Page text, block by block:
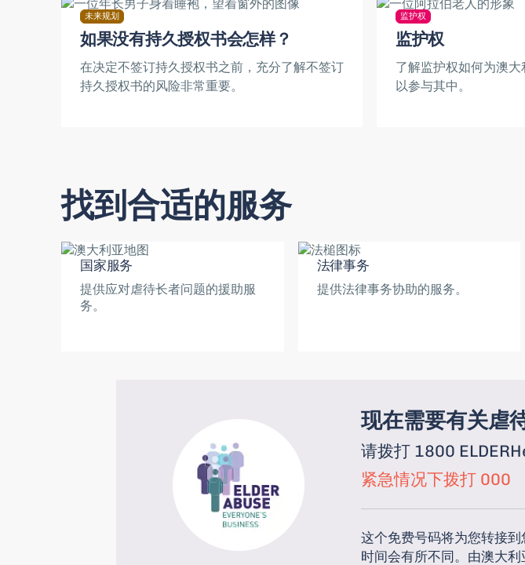
未来规划
如果没有持久授权书会怎样？
在决定不签订持久授权书之前，充分了解不签订
持久授权书的风险非常重要。
监护权
监护权
了解监护权如何为澳
以参与其中。
找到合适的服务
国家服务
提供应对虐待长者问题的援助服
务。
法律事务
提供法律事务协助的服务。
现在需要有关虐
请拨打 1800
紧急情况下拨打 000
这个免费号码将为您转接
时间会有所不同。由澳大利